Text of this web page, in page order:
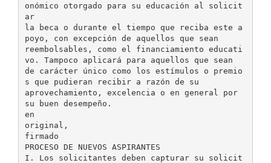
onómico otorgado para su educación al solicit
ar
la beca o durante el tiempo que reciba este a
poyo, con excepción de aquellos que sean
reembolsables, como el financiamiento educati
vo. Tampoco aplicará para aquellos que sean
de carácter único como los estímulos o premio
s que pudieran recibir a razón de su
aprovechamiento, excelencia o en general por
su buen desempeño.
en
original,
firmado
PROCESO DE NUEVOS ASPIRANTES
I. Los solicitantes deben capturar su solicit